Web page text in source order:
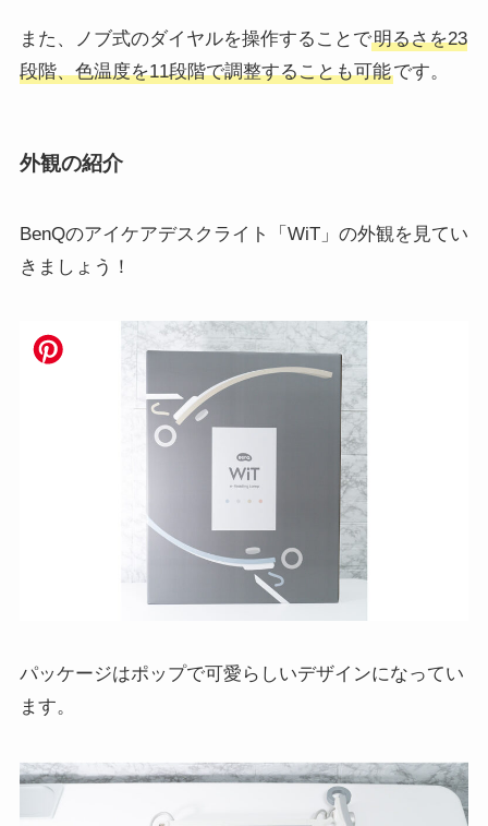
また、ノブ式のダイヤルを操作することで明るさを23
段階、色温度を11段階で調整することも可能です。
外観の紹介
BenQのアイケアデスクライト「WiT」の外観を見てい
きましょう！
パッケージはポップで可愛らしいデザインになってい
ます。